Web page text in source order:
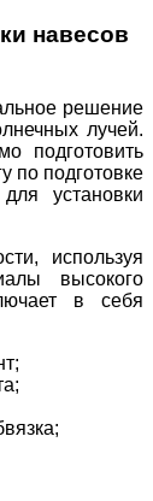
навесов
решение
лучей.
подготовить
по подготовке
установки
используя
высокого
в себя